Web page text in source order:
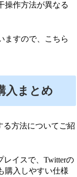
操作方法が異なる
ますので、こちら
入まとめ
方法についてご紹
イスで、Twitterの
購入しやすい仕様